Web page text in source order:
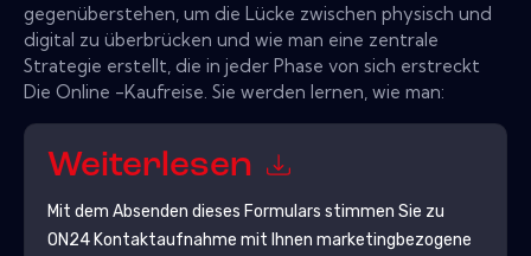
gegenüberstehen, um die Lücke zwischen physisch und
digital zu überbrücken und wie man eine zentrale
Strategie erstellt, die in jeder Phase von sich erstreckt
Die Online -Kaufreise. Sie werden lernen, wie man:
Weiterlesen
Mit dem Absenden dieses Formulars stimmen Sie zu
ON24Kontaktaufnahme mit Ihnen marketingbezogene